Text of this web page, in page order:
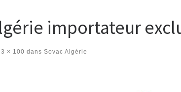
importateur
× 100 dans Sovac Algérie